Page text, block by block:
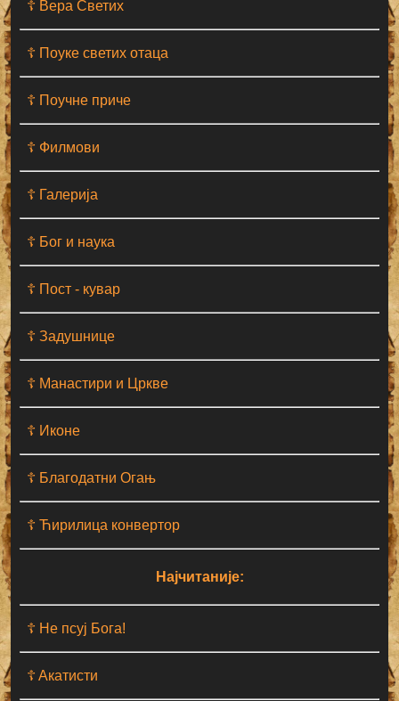
☦ Вера Светих
☦ Поуке светих отаца
☦ Поучне приче
☦ Филмови
☦ Галерија
☦ Бог и наука
☦ Пост - кувар
☦ Задушнице
☦ Манастири и Цркве
☦ Иконе
☦ Благодатни Огањ
☦ Ћирилица конвертор
Најчитаније:
☦ Не псуј Бога!
☦ Aкатисти